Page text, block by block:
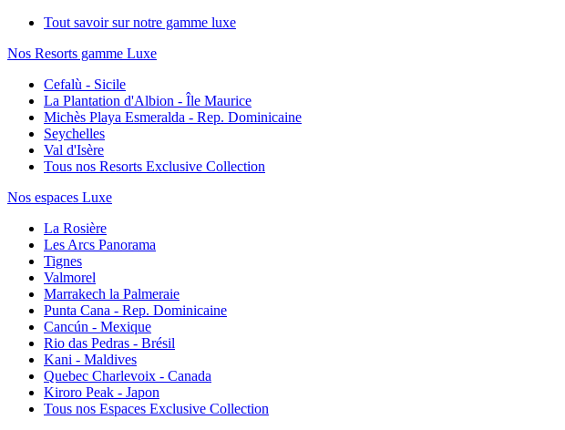
Tout savoir sur notre gamme luxe
Nos Resorts gamme Luxe
Cefalù - Sicile
La Plantation d'Albion - Île Maurice
Michès Playa Esmeralda - Rep. Dominicaine
Seychelles
Val d'Isère
Tous nos Resorts Exclusive Collection
Nos espaces Luxe
La Rosière
Les Arcs Panorama
Tignes
Valmorel
Marrakech la Palmeraie
Punta Cana - Rep. Dominicaine
Cancún - Mexique
Rio das Pedras - Brésil
Kani - Maldives
Quebec Charlevoix - Canada
Kiroro Peak - Japon
Tous nos Espaces Exclusive Collection